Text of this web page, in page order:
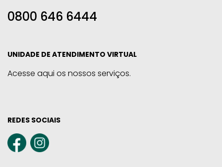
0800 646 6444
UNIDADE DE ATENDIMENTO VIRTUAL
Acesse aqui os nossos serviços.
REDES SOCIAIS